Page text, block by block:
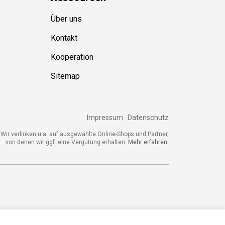
Über uns
Kontakt
Kooperation
Sitemap
Impressum Datenschutz
verlinken u.a. auf ausgewählte Online-Shops und Partner,
von denen wir ggf. eine Vergütung erhalten. Mehr erfahren.